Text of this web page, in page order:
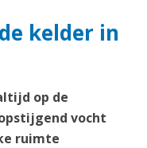
kelder in
op de
vocht
ruimte